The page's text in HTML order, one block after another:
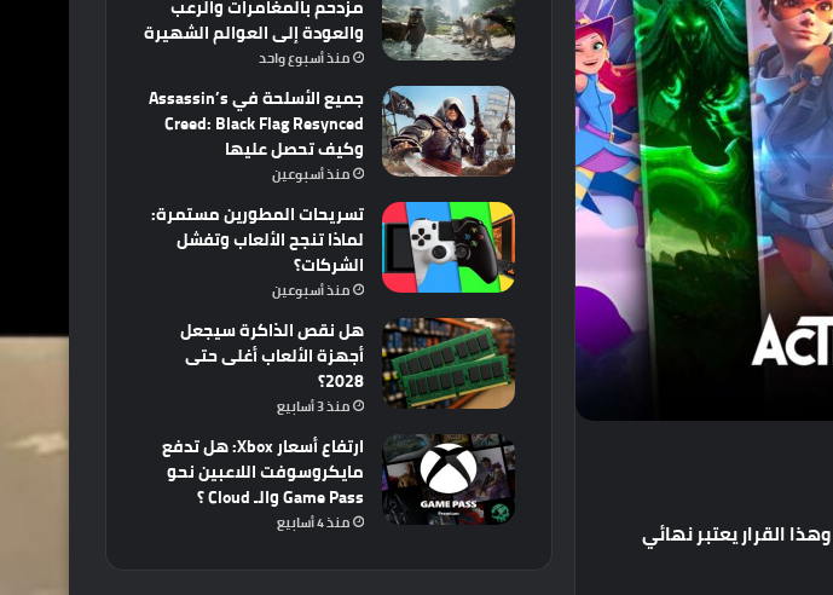
وهذاالقراريعتبرنهائي
مزدحم بالمغامرات والرعب
والعودة إلى العوالم الشهيرة
منذ أسبوع واحد
جميع الأسلحة في Assassin’s
Creed: Black Flag Resynced
وكيف تحصل عليها
منذ أسبوعين
تسريحات المطورين مستمرة:
لماذا تنجح الألعاب وتفشل
الشركات؟
منذ أسبوعين
هل نقص الذاكرة سيجعل
أجهزة الألعاب أغلى حتى
2028؟
منذ 3 أسابيع
ارتفاع أسعار Xbox: هل تدفع
مايكروسوفت اللاعبين نحو
Game Pass والـ Cloud ؟
منذ 4 أسابيع